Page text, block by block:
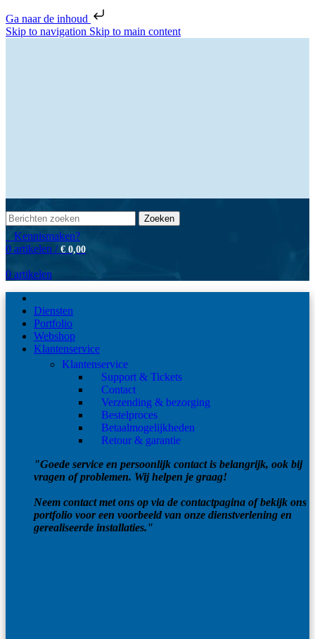
Ga naar de inhoud
Skip to navigation Skip to main content
Zoeken
Kennismaken?
0 artikelen / € 0,00
0 artikelen
Diensten
Portfolio
Webshop
Klantenservice
Klantenservice
Support & Tickets
Contact
Verzending & bezorging
Bestelproces
Betaalmogelijkheden
Retour & garantie
"Goede service en persoonlijk contact is belangrijk, ook bij
vragen of problemen. Wij helpen je graag!
Neem contact met ons op via de contactpagina of bekijk ons
portfolio voor een voorbeeld van onze dienstverlening en
gerealiseerde installaties."